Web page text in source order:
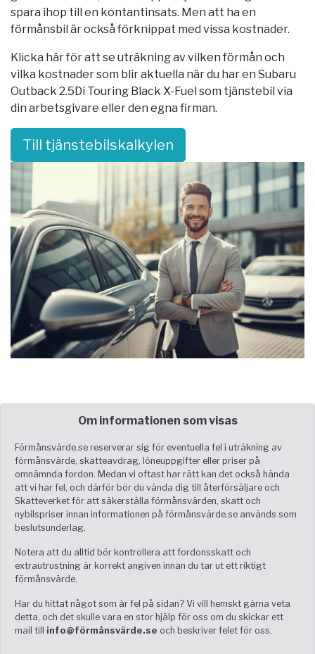
spara ihop till en kontantinsats. Men att ha en
förmånsbil är också förknippat med vissa kostnader.
Klicka här för att se uträkning av vilken förmån och
vilka kostnader som blir aktuella när du har en Subaru
Outback 2.5Di Touring Black X-Fuel som tjänstebil via
din arbetsgivare eller den egna firman.
Till tjänstebilskalkylen
Om informationen som visas
Förmånsvärde.se reserverar sig för eventuella fel i uträkning av
förmånsvärde, skatteavdrag, löneuppgifter eller priser på
omnämnda fordon. Medan vi oftast har rätt kan det också hända
att vi har fel, och därför bör du vända dig till återförsäljare och
Skatteverket för att säkerställa förmånsvärden, skatt och
nybilspriser innan informationen på förmånsvärde.se används som
beslutsunderlag.
Notera att du alltid bör kontrollera att fordonsskatt och
extrautrustning är korrekt angiven innan du tar ut ett riktigt
förmånsvärde.
Har du hittat något som är fel på sidan? Vi vill hemskt gärna veta
detta, och det skulle vara en stor hjälp för oss om du skickar ett
mail till info@förmånsvärde.se och beskriver felet för oss.